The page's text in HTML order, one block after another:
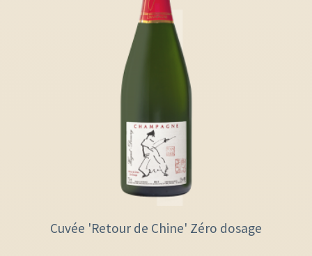
Cuvée 'Retour de Chine' Zéro dosage